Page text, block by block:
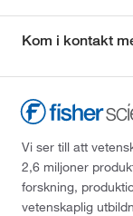
Kom i kontakt
Vi ser till att
2,6 miljoner
forskning,
vetenskaplig